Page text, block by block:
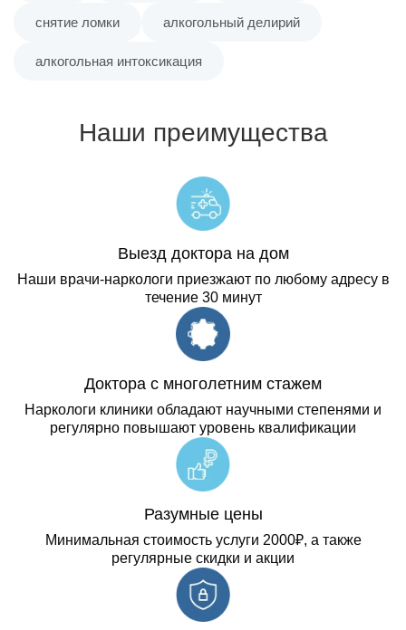
снятие ломки алкогольный делирий
алкогольная интоксикация
Наши преимущества
Выезд доктора на дом
Наши врачи-наркологи приезжают по любому адресу в
течение 30 минут
Доктора с многолетним стажем
Наркологи клиники обладают научными степенями и
регулярно повышают уровень квалификации
Разумные цены
Минимальная стоимость услуги 2000₽, а также
регулярные скидки и акции